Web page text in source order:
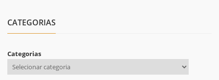
CATEGORIAS
Categorias